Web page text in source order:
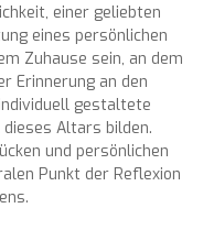
einer geliebten
eines persönlichen
Zuhause sein, an dem
Erinnerung an den
gestaltete
dieses Altars bilden.
und persönlichen
Punkt der Reflexion